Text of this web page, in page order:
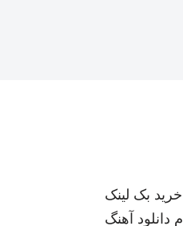
خرید بک لینک
دانلود آهنگ